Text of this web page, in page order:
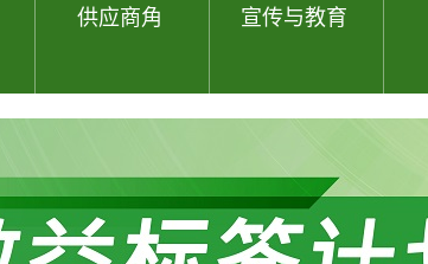
字
供应商角 宣传与教育